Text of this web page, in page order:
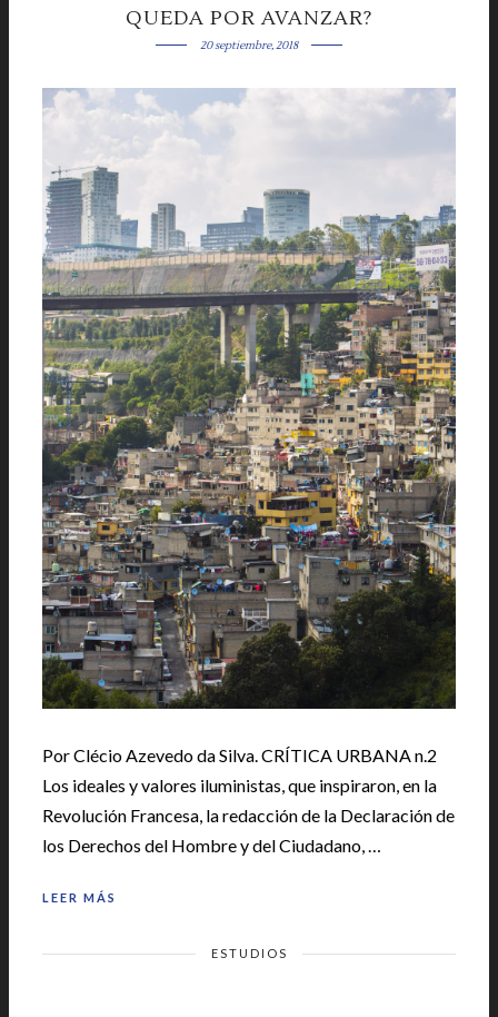
QUEDA POR AVANZAR?
20 septiembre, 2018
Por Clécio Azevedo da Silva. CRÍTICA URBANA n.2
Los ideales y valores iluministas, que inspiraron, en la
Revolución Francesa, la redacción de la Declaración de
los Derechos del Hombre y del Ciudadano, …
LEER MÁS
ESTUDIOS